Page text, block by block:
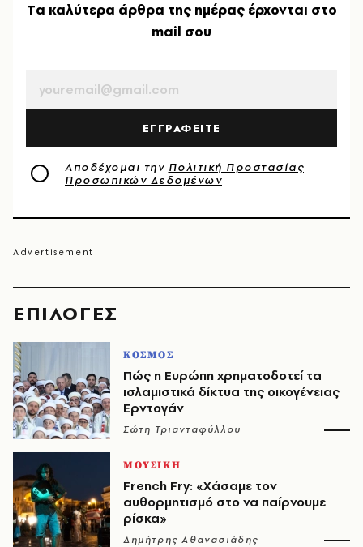
EΠΙΛΟΓΈΣ
ΚΟΣΜΟΣ
Πώς η Ευρώπη χρηματοδοτεί τα
ισλαμιστικά δίκτυα της οικογένειας
Ερντογάν
Σώτη Τριανταφύλλου
ΜΟΥΣΙΚΗ
French Fry: «Χάσαμε τον
αυθορμητισμό στο να παίρνουμε
ρίσκα»
Δημήτρης Αθανασιάδης
Tα καλύτερα άρθρα της ημέρας έρχονται στο
mail σου
ΕΓΓΡΑΦΕΙΤΕ
Αποδέχομαι την Πολιτική Προστασίας
Προσωπικών Δεδομένων